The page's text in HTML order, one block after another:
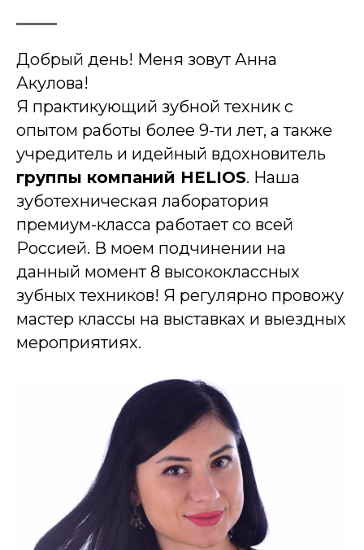
Добрый день! Меня зовут Анна
Акулова!
Я практикующий зубной техник с
опытом работы более 9-ти лет, а также
учредитель и идейный вдохновитель
группы компаний HELIOS. Наша
зуботехническая лаборатория
премиум-класса работает со всей
Россией. В моем подчинении на
данный момент 8 высококлассных
зубных техников! Я регулярно провожу
мастер классы на выставках и выездных
мероприятиях.